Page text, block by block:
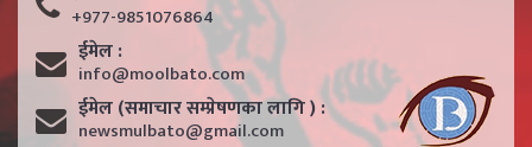
+977-9851076864
ईमेल :
info@moolbato.com
ईमेल (समाचार सम्प्रेषणका लागि ) :
newsmulbato@gmail.com